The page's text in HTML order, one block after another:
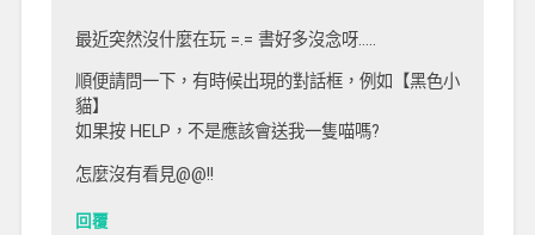
最近突然沒什麼在玩 =.= 書好多沒念呀…..
順便請問一下，有時候出現的對話框，例如【黑色小
貓】
如果按 HELP，不是應該會送我一隻喵嗎?
怎麼沒有看見@@!!
回覆